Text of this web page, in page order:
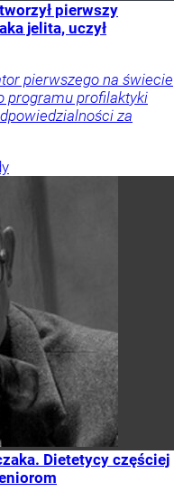
pierwszy
jelita, uczył
pierwszego na świecie
programu profilaktyki
za
Dietetycy częściej